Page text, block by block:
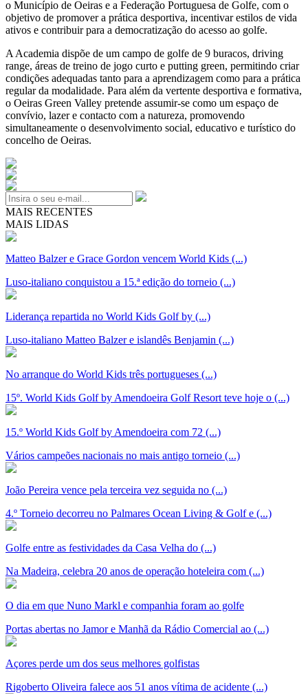
o Município de Oeiras e a Federação Portuguesa de Golfe, com o
objetivo de promover a prática desportiva, incentivar estilos de vida
ativos e contribuir para a democratização do acesso ao golfe.
A Academia dispõe de um campo de golfe de 9 buracos, driving
range, áreas de treino de jogo curto e putting green, permitindo criar
condições adequadas tanto para a aprendizagem como para a prática
regular da modalidade. Para além da vertente desportiva e formativa,
o Oeiras Green Valley pretende assumir-se como um espaço de
convívio, lazer e contacto com a natureza, promovendo
simultaneamente o desenvolvimento social, educativo e turístico do
concelho de Oeiras.
MAIS RECENTES
MAIS LIDAS
Matteo Balzer e Grace Gordon vencem World Kids (...)
Luso-italiano conquistou a 15.ª edição do torneio (...)
Liderança repartida no World Kids Golf by (...)
Luso-italiano Matteo Balzer e islandês Benjamin (...)
No arranque do World Kids três portugueses (...)
15º. World Kids Golf by Amendoeira Golf Resort teve hoje o (...)
15.º World Kids Golf by Amendoeira com 72 (...)
Vários campeões nacionais no mais antigo torneio (...)
João Pereira vence pela terceira vez seguida no (...)
4.º Torneio decorreu no Palmares Ocean Living & Golf e (...)
Golfe entre as festividades da Casa Velha do (...)
Na Madeira, celebra 20 anos de operação hoteleira com (...)
O dia em que Nuno Markl e companhia foram ao golfe
Portas abertas no Jamor e Manhã da Rádio Comercial ao (...)
Açores perde um dos seus melhores golfistas
Rigoberto Oliveira falece aos 51 anos vítima de acidente (...)